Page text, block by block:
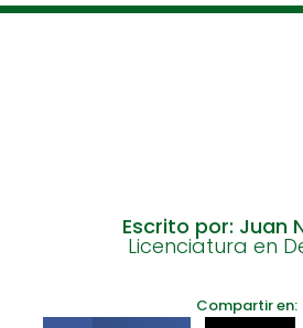
Escrito por: Juan
Licenciatura en
Compartir en: